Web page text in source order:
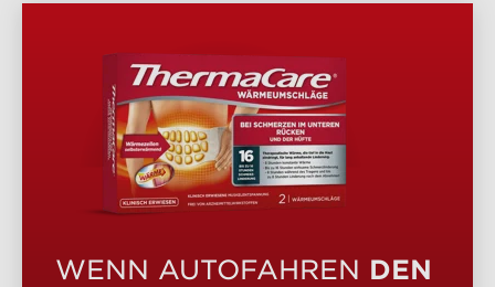
WENN AUTOFAHREN DEN